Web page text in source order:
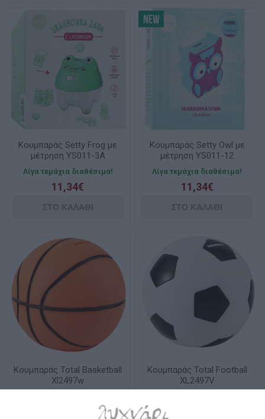
Κουμπαράς Setty Frog με
μέτρηση YS011-3A
Λίγα τεμάχια διαθέσιμα!
11,34€
Κουμπαράς Setty Owl με
μέτρηση YS011-12
Λίγα τεμάχια διαθέσιμα!
11,34€
Κουμπαράς Total Basketball
Xl2497w
Κουμπαράς Total Football
XL2497V